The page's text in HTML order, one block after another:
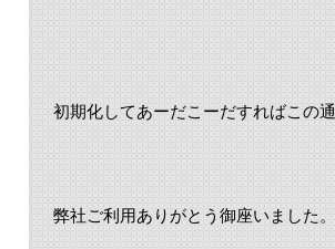
初期化してあーだこーだすればこの
弊社ご利用ありがとう御座いました。